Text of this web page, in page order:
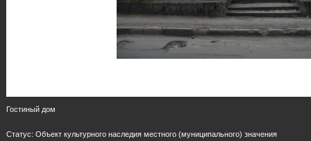
Гостиный дом
Статус: Объект культурного наследия местного (муниципального) значения